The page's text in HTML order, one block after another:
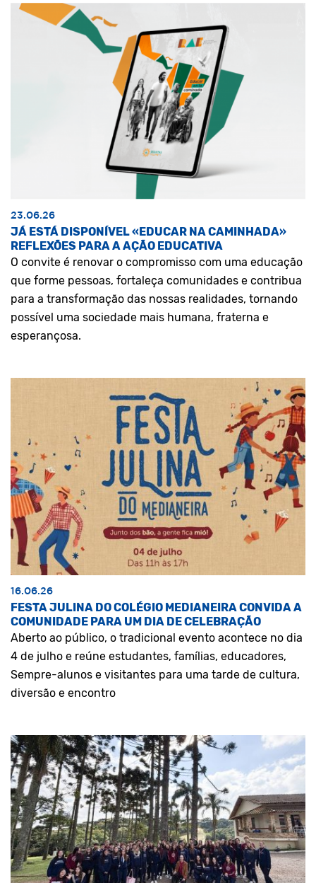
23.06.26
JÁ ESTÁ DISPONÍVEL «EDUCAR NA CAMINHADA»
REFLEXÕES PARA A AÇÃO EDUCATIVA
O convite é renovar o compromisso com uma educação
que forme pessoas, fortaleça comunidades e contribua
para a transformação das nossas realidades, tornando
possível uma sociedade mais humana, fraterna e
esperançosa.
16.06.26
FESTA JULINA DO COLÉGIO MEDIANEIRA CONVIDA A
COMUNIDADE PARA UM DIA DE CELEBRAÇÃO
Aberto ao público, o tradicional evento acontece no dia
4 de julho e reúne estudantes, famílias, educadores,
Sempre-alunos e visitantes para uma tarde de cultura,
diversão e encontro